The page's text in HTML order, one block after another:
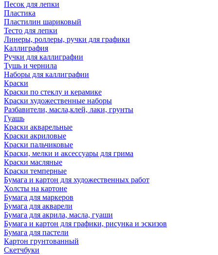
Песок для лепки
Пластика
Пластилин шариковый
Тесто для лепки
Линеры, роллеры, ручки для графики
Каллиграфия
Ручки для каллиграфии
Тушь и чернила
Наборы для каллиграфии
Краски
Краски по стеклу и керамике
Краски художественные наборы
Разбавители, масла,клей, лаки, грунты
Гуашь
Краски акварельные
Краски акриловые
Краски пальчиковые
Краски, мелки и аксессуары для грима
Краски масляные
Краски темперные
Бумага и картон для художественных работ
Холсты на картоне
Бумага для маркеров
Бумага для акварели
Бумага для акрила, масла, гуаши
Бумага и картон для графики, рисунка и эскизов
Бумага для пастели
Картон грунтованный
Скетчбуки